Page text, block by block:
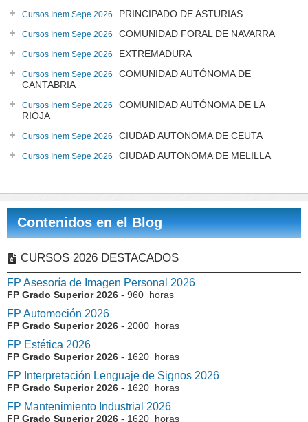
Cursos Inem Sepe 2026 PRINCIPADO DE ASTURIAS
Cursos Inem Sepe 2026 COMUNIDAD FORAL DE NAVARRA
Cursos Inem Sepe 2026 EXTREMADURA
Cursos Inem Sepe 2026
COMUNIDAD AUTÓNOMA DE
CANTABRIA
Cursos Inem Sepe 2026
COMUNIDAD AUTÓNOMA DE LA
RIOJA
Cursos Inem Sepe 2026 CIUDAD AUTONOMA DE CEUTA
Cursos Inem Sepe 2026 CIUDAD AUTONOMA DE MELILLA
Contenidos en el Blog
CURSOS 2026 DESTACADOS
FP Asesoría de Imagen Personal 2026
FP Grado Superior 2026 - 960 horas
FP Automoción 2026
FP Grado Superior 2026 - 2000 horas
FP Estética 2026
FP Grado Superior 2026 - 1620 horas
FP Interpretación Lenguaje de Signos 2026
FP Grado Superior 2026 - 1620 horas
FP Mantenimiento Industrial 2026
FP Grado Superior 2026 - 1620 horas